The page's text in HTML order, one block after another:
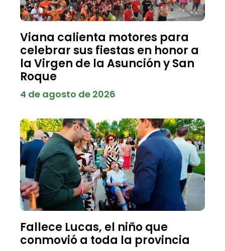
Viana calienta motores para
celebrar sus fiestas en honor a
la Virgen de la Asunción y San
Roque
4 de agosto de 2026
Fallece Lucas, el niño que
conmovió a toda la provincia